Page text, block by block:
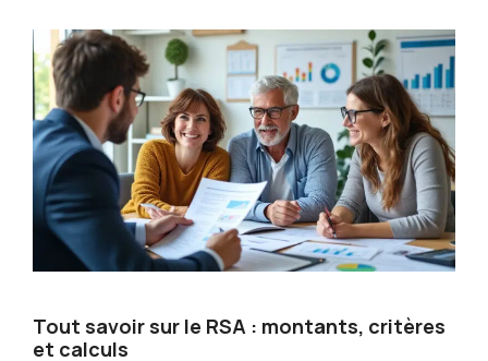
Tout savoir sur le RSA : montants, critères
et calculs